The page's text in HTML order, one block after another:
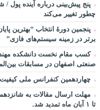
پنج پیش‌بینی درباره آینده پول /
چطور تغییر می‌کند
پنجمین دورۀ انتخاب “بهترین
برتر در زمینه سیستم‌های فازی”
کسب مقام نخست دانشکده
صنعتی اصفهان در مسابقات
چهاردهمین کنفرانس ملی کیفیت و بهره
مهلت ارسال مقالات به
تا ۱ آبان ماه تمدید شد.